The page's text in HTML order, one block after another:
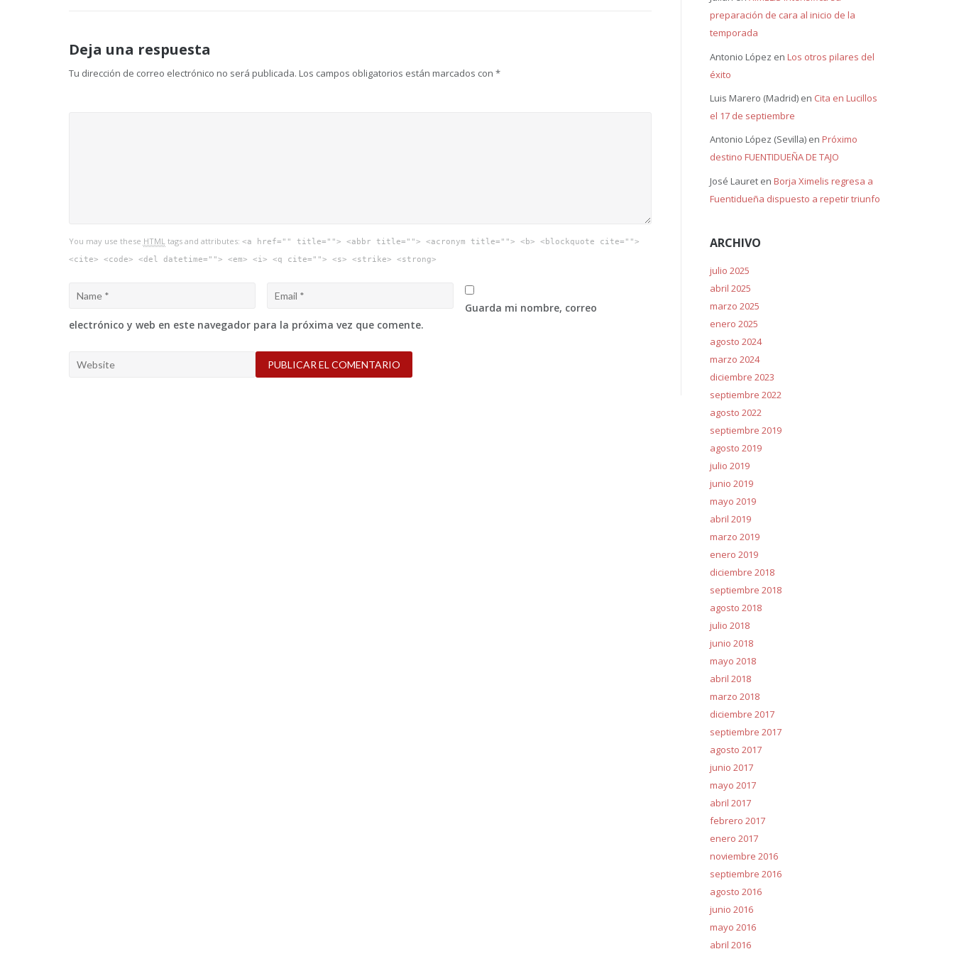
entradas
Deja una respuesta
Tu dirección de correo electrónico no será publicada. Los campos obligatorios están marcados con *
You may use these HTMLtags and attributes: <a href="" title=""> <abbr title=""> <acronym title=""> <b> <blockquote cite="">
<cite> <code> <del datetime=""> <em> <i> <q cite=""> <s> <strike> <strong>
Guarda mi nombre, correo
electrónico y web en este navegador para la próxima vez que comente.
preparación de cara al inicio de la
temporada
Antonio López en Los otros pilares del
éxito
Luis Marero (Madrid)en Cita en Lucillos
el 17 de septiembre
Antonio López (Sevilla)en Próximo
destino FUENTIDUEÑA DE TAJO
José Laureten Borja Ximelis regresa a
Fuentidueña dispuesto a repetir triunfo
ARCHIVO
julio 2025
abril 2025
marzo 2025
enero 2025
agosto 2024
marzo 2024
diciembre 2023
septiembre 2022
agosto 2022
septiembre 2019
agosto 2019
julio 2019
junio 2019
mayo 2019
abril 2019
marzo 2019
enero 2019
diciembre 2018
septiembre 2018
agosto 2018
julio 2018
junio 2018
mayo 2018
abril 2018
marzo 2018
diciembre 2017
septiembre 2017
agosto 2017
junio 2017
mayo 2017
abril 2017
febrero 2017
enero 2017
noviembre 2016
septiembre 2016
agosto 2016
junio 2016
mayo 2016
abril 2016